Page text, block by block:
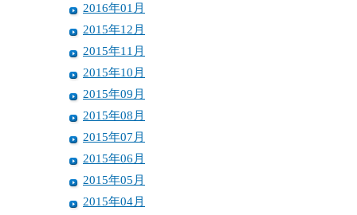
2016年01月
2015年12月
2015年11月
2015年10月
2015年09月
2015年08月
2015年07月
2015年06月
2015年05月
2015年04月